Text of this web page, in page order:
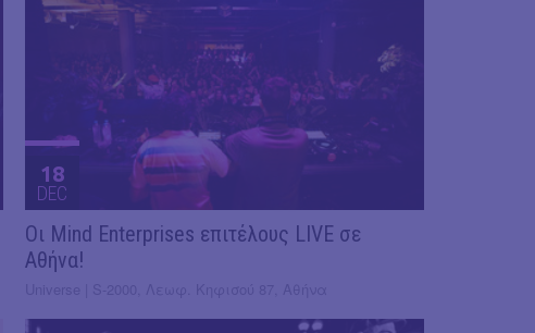
18
DEC
Οι Mind Enterprises επιτέλους LIVE σε
Αθήνα!